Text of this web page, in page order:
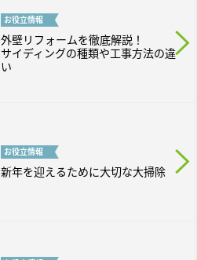
お役立情報
外壁リフォームを徹底解説！
サイディングの種類や工事方法の違
い
お役立情報
新年を迎えるために大切な大掃除